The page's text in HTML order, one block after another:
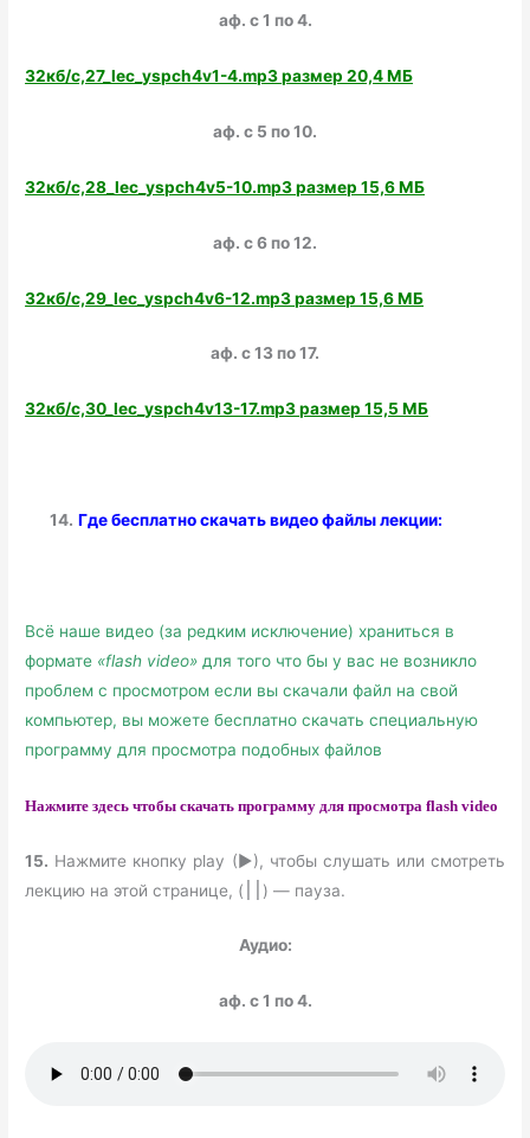
аф. с 1 по 4.
32кб/с,27_lec_yspch4v1-4.mp3 размер 20,4 МБ
аф. с 5 по 10.
32кб/с,28_lec_yspch4v5-10.mp3 размер 15,6 МБ
аф. с 6 по 12.
32кб/с,29_lec_yspch4v6-12.mp3 размер 15,6 МБ
аф. с 13 по 17.
32кб/с,30_lec_yspch4v13-17.mp3 размер 15,5 МБ
14. Где бесплатно скачать видео файлы лекции:
Всё наше видео (за редким исключение) храниться в
формате «flash video» для того что бы у вас не возникло
проблем с просмотром если вы скачали файл на свой
компьютер, вы можете бесплатно скачать специальную
программу для просмотра подобных файлов
Нажмите здесь чтобы скачать программу для просмотра flash video
15. Нажмите кнопку play (►), чтобы слушать или смотреть
лекцию на этой странице, (
) — пауза.
Аудио:
аф. с 1 по 4.